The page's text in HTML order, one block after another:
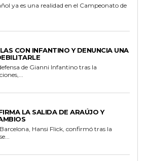
ya es una realidad en el Campeonato de
CON INFANTINO Y DENUNCIA UNA
de Gianni Infantino tras la
LA SALIDA DE ARAÚJO Y
Hansi Flick, confirmó tras la